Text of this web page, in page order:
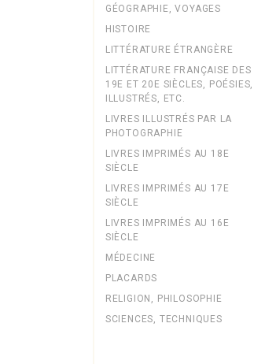
GÉOGRAPHIE, VOYAGES
HISTOIRE
LITTÉRATURE ÉTRANGÈRE
LITTÉRATURE FRANÇAISE DES
19E ET 20E SIÈCLES, POÉSIES,
ILLUSTRÉS, ETC.
LIVRES ILLUSTRÉS PAR LA
PHOTOGRAPHIE
LIVRES IMPRIMÉS AU 18E
SIÈCLE
LIVRES IMPRIMÉS AU 17E
SIÈCLE
LIVRES IMPRIMÉS AU 16E
SIÈCLE
MÉDECINE
PLACARDS
RELIGION, PHILOSOPHIE
SCIENCES, TECHNIQUES